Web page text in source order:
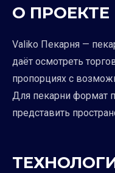
О ПРОЕКТЕ
Valiko Пекарня —
даёт осмотреть
пропорциях с
Для пекарни формат
представить